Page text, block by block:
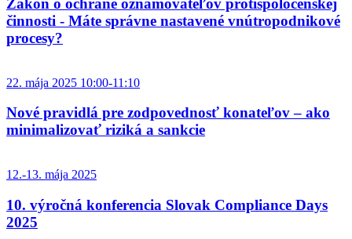
Zákon o ochrane oznamovateľov protispoločenskej
činnosti - Máte správne nastavené vnútropodnikové
procesy?
22. mája 2025 10:00-11:10
Nové pravidlá pre zodpovednosť konateľov – ako
minimalizovať riziká a sankcie
12.-13. mája 2025
10. výročná konferencia Slovak Compliance Days
2025